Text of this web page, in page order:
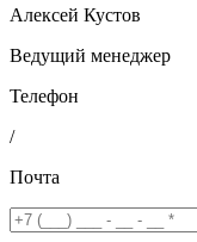
Алексей Кустов
Ведущий менеджер
Телефон
/
Почта